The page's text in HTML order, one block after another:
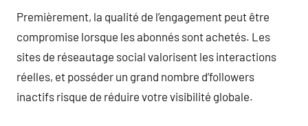
Premièrement, la qualité de l’engagement peut être
compromise lorsque les abonnés sont achetés. Les
sites de réseautage social valorisent les interactions
réelles, et posséder un grand nombre d’followers
inactifs risque de réduire votre visibilité globale.